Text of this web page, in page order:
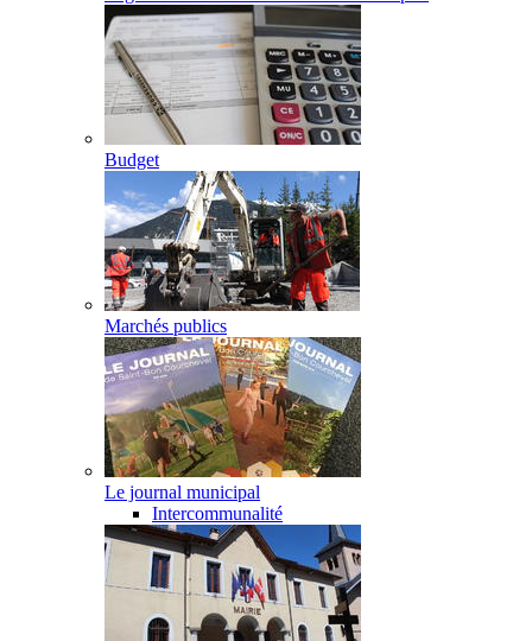
Budget
Marchés publics
Le journal municipal
Intercommunalité